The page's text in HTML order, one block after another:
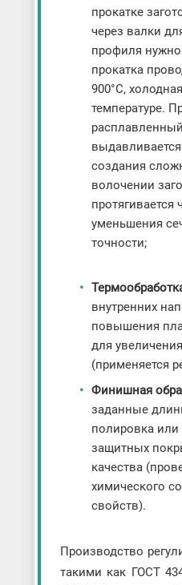
прокатке
через валки
профиля
прокатка
900°C,
температуре.
создания
волочении
уменьшения
точности;
внутренних
повышения
для
(применяется
Финишная
заданные
полировка или
защитных
качества
химического
свойств).
Производство
такими как ГОСТ